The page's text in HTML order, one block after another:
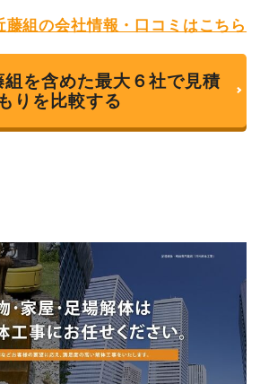
藤組の会社情報・口コミはこちら
を含めた最大６社で見積
もりを比較する